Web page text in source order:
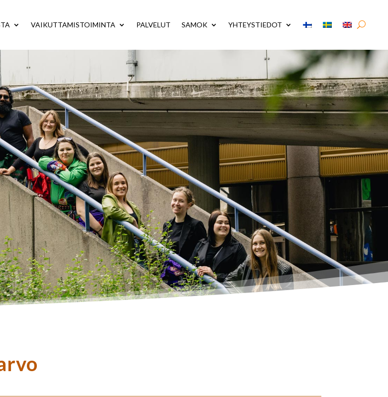
VAIKUTTAMISTOIMINTA PALVELUT SAMOK YHTEYSTIEDOT